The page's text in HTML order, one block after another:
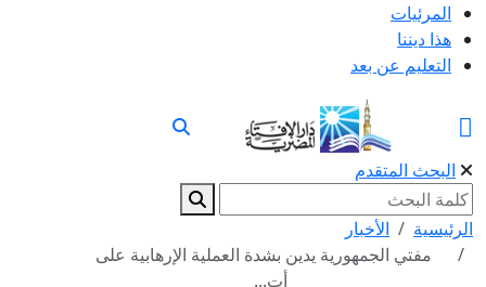
المرئيات
هذا ديننا
التعليم عن بعد
البحث المتقدم
الرئيسية
الأخبار
مفتي الجمهورية يدين بشدة العملية الإرهابية على
أت...